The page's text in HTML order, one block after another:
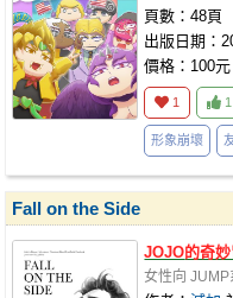
頁數：48頁
出版日期：
價格：100元
1 1
形象崩壞
Fall on the Side
JOJO的奇
女性向 JUMP